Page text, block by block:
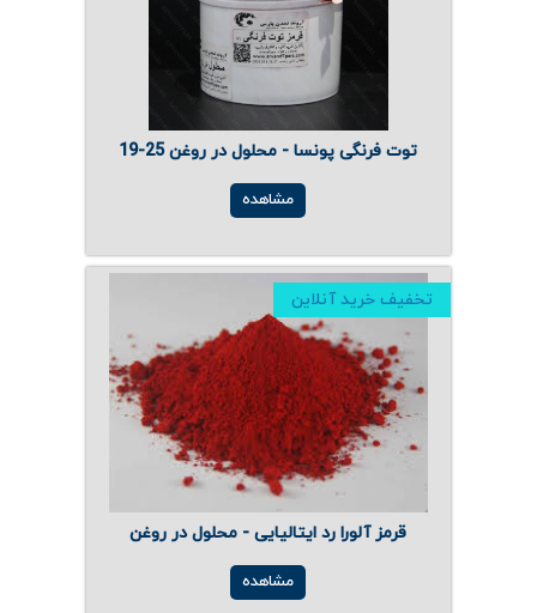
توت فرنگی پونسا - محلول در روغن 25-19
مشاهده
تخفیف خرید آنلاین
قرمز آلورا رد ایتالیایی - محلول در روغن
مشاهده